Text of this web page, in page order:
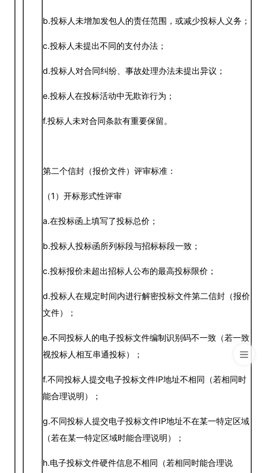
b.投标人未增加发包人的责任范围，或减少投标人义务；
c.投标人未提出不同的支付办法；
d.投标人对合同纠纷、事故处理办法未提出异议；
e.投标人在投标活动中无欺诈行为；
f.投标人未对合同条款有重要保留。
第二个信封（报价文件）评审标准：
（1）开标形式性评审
a.在投标函上填写了投标总价；
b.投标人投标函所列标段与招标标段一致；
c.投标报价未超出招标人公布的最高投标限价；
d.投标人在规定时间内进行解密投标文件第二信封（报价
文件）；
e.不同投标人的电子投标文件编制识别码不一致（若一致
视投标人相互串通投标）；
f.不同投标人提交电子投标文件IP地址不相同（若相同时
能合理说明）；
g.不同投标人提交电子投标文件IP地址不在某一特定区域
（若在某一特定区域时能合理说明）；
h.电子投标文件硬件信息不相同（若相同时能合理说